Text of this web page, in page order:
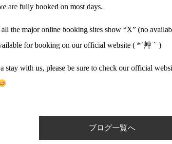
are fully booked on most days.
the major online booking sites show “X” (no
for booking on our official website ( *´艸｀)
stay with us, please be sure to check our official
ブログ一覧へ